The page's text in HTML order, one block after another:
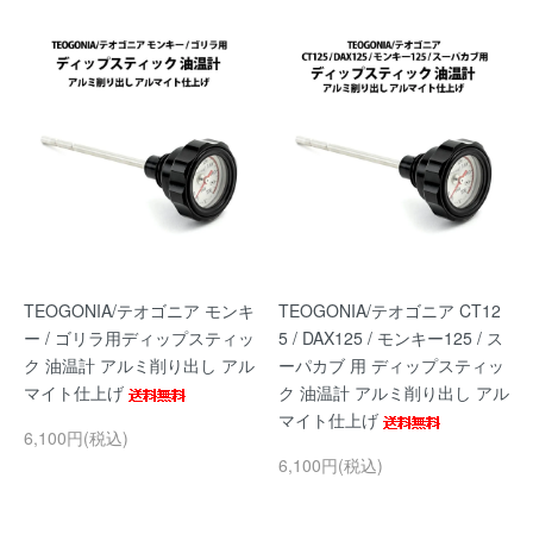
TEOGONIA/テオゴニア モンキ
ー / ゴリラ用ディップスティッ
ク 油温計 アルミ削り出し アル
マイト仕上げ
6,100円(税込)
TEOGONIA/テオゴニア CT12
5 / DAX125 / モンキー125 / ス
ーパカブ 用 ディップスティッ
ク 油温計 アルミ削り出し アル
マイト仕上げ
6,100円(税込)